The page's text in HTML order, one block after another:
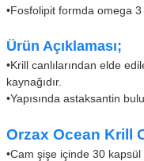
•Fosfolipit formda omega 3
Ürün Açıklaması;
•Krill canlılarından elde
kaynağıdır.
•Yapısında astaksantin
Orzax Ocean Krill
•Cam şişe içinde 30 kapsül